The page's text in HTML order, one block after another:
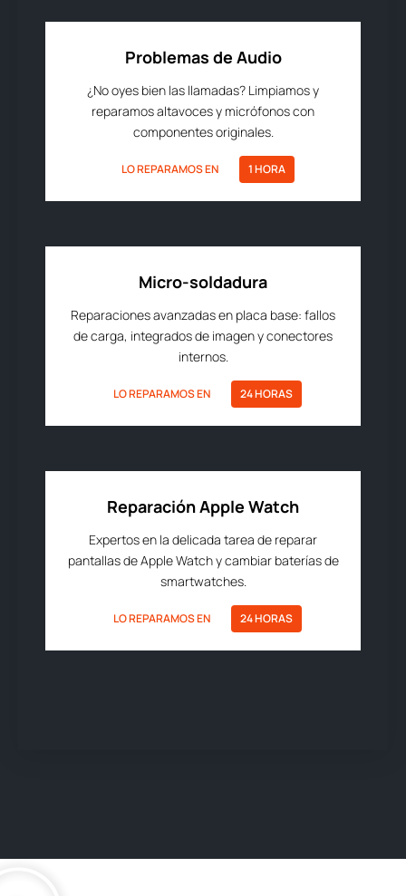
Problemas de Audio
¿No oyes bien las llamadas? Limpiamos y
reparamos altavoces y micrófonos con
componentes originales.
LO REPARAMOS EN 1 HORA
Micro-soldadura
Reparaciones avanzadas en placa base: fallos
de carga, integrados de imagen y conectores
internos.
LO REPARAMOS EN 24 HORAS
Reparación Apple Watch
Expertos en la delicada tarea de reparar
pantallas de Apple Watch y cambiar baterías de
smartwatches.
LO REPARAMOS EN 24 HORAS